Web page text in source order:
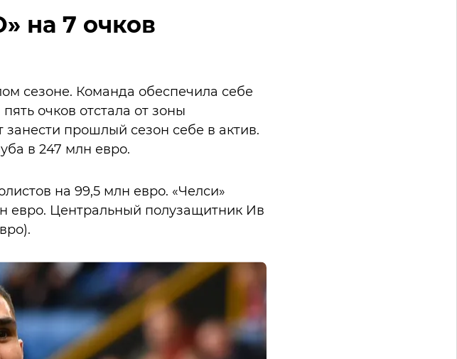
на 7 очков
сезоне. Команда обеспечила себе
очков отстала от зоны
прошлый сезон себе в актив.
в 247 млн евро.
на 99,5 млн евро. «Челси»
евро. Центральный полузащитник Ив